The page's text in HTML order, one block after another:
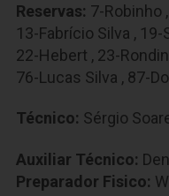
Reservas: 7-Robinho ,
13-Fabrício Silva , 19-
22-Hebert , 23-
76-Lucas Silva , 87-
Técnico: Sérgio
Auxiliar Técnico:
Preparador Fisico: